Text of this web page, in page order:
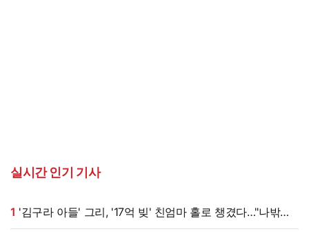
실시간 인기 기사
1
없어, 연락 꾸준히 하는 중"